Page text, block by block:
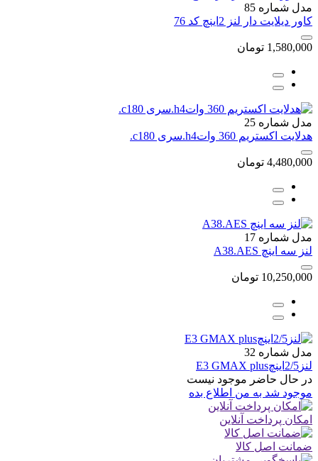
مدل شماره 85
کاور دیلایت دار لنز 2اینچ کد 76
1,580,000 تومان
مدل شماره 25
هدلایت اکستریم 360 واتh4.سری c180.
4,480,000 تومان
مدل شماره 17
لنز سه اینچ A38.AES
10,250,000 تومان
مدل شماره 32
لنز2/5اینچE3 GMAX plus
در حال حاضر موجود نیست
موجود شد به من اطلاع بده
امکان پرداخت آنلاین
ضمانت اصل کالا